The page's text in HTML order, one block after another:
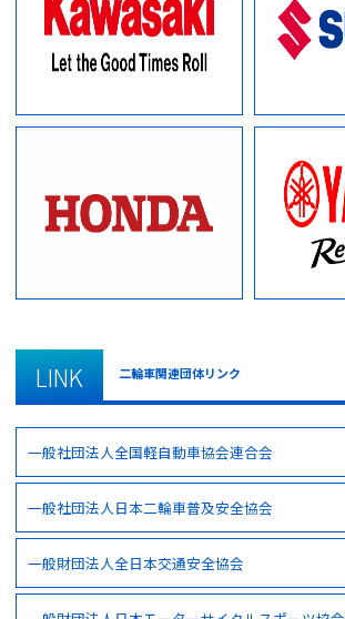
LINK 二輪車関連団体リンク
一般社団法人全国軽自動車協会連合会
一般社団法人日本二輪車普及安全協会
一般財団法人全日本交通安全協会